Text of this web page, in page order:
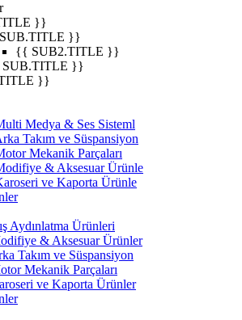
}}
}}
{{ SUB2.TITLE }}
}}
}}
Medya & Ses Sisteml
Takım ve Süspansiyon
Mekanik Parçaları
& Aksesuar Ürünle
ve Kaporta Ürünle
Aydınlatma Ürünleri
& Aksesuar Ürünler
Takım ve Süspansiyon
Mekanik Parçaları
ve Kaporta Ürünler